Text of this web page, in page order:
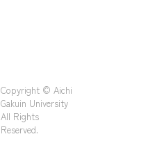
Copyright © Aichi
Gakuin University
All Rights
Reserved.